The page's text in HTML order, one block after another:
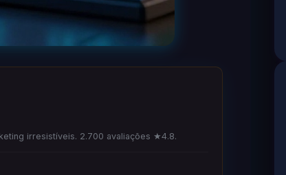
irresistíveis. 2.700 avaliações ★4.8.